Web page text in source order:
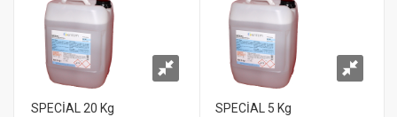
SPECİAL 20 Kg SPECİAL 5 Kg